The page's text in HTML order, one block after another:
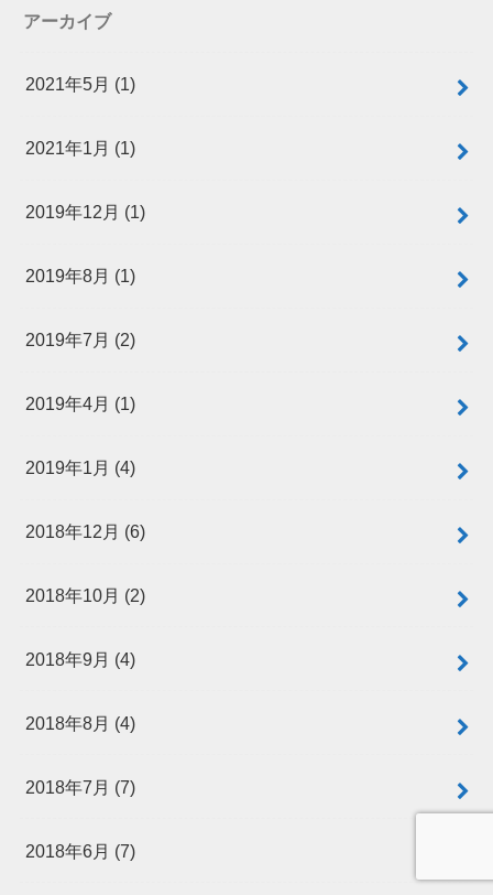
アーカイブ
2021年5月 (1)
2021年1月 (1)
2019年12月 (1)
2019年8月 (1)
2019年7月 (2)
2019年4月 (1)
2019年1月 (4)
2018年12月 (6)
2018年10月 (2)
2018年9月 (4)
2018年8月 (4)
2018年7月 (7)
2018年6月 (7)